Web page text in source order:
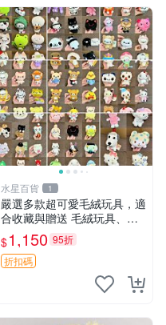
水星百貨 1
嚴選多款超可愛毛絨玩具，適
合收藏與贈送 毛絨玩具、抱
枕、公仔
$1,150 95折
折扣碼